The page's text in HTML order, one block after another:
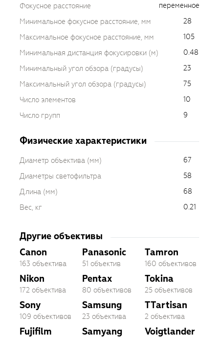
Фокусное расстояние
переменное
Минимальное фокусное расстояние, мм
28
Максимальное фокусное расстояние, мм
105
Минимальная дистанция фокусировки (м)
0.48
Минимальный угол обзора (градусы)
23
Максимальный угол обзора (градусы)
75
Число элементов
10
Число групп
9
Физические характеристики
Диаметр объектива (мм)
67
Диаметры светофильтра
58
Длина (мм)
68
Вес, кг
0.21
Другие объективы
Canon
163 объектива
Nikon
172 объектива
Sony
109 объективов
Fujifilm
Panasonic
51 объектив
Pentax
80 объективов
Samsung
23 объектива
Samyang
Tamron
160 объективов
Tokina
25 объективов
TTartisan
2 объектива
Voigtlander